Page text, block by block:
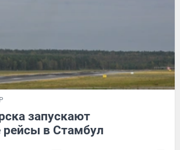
запускают
рейсы в Стамбул